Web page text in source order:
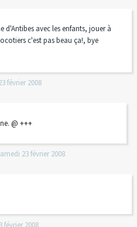
d'Antibes avec les enfants, jouer à
c'est pas beau ça!, bye
février 2008
@ +++
23février 2008
février 2008